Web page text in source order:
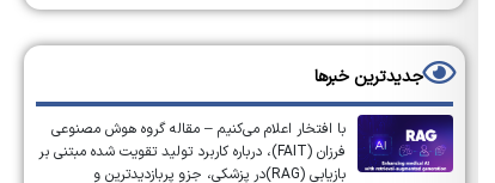
جدیدترین خبرها
با افتخار اعلام می‌کنیم – مقاله گروه هوش مصنوعی
فرزان (FAIT)، درباره کاربرد تولید تقویت شده مبتنی بر
بازیابی (RAG)در پزشکی، جزو پربازدیدترین و